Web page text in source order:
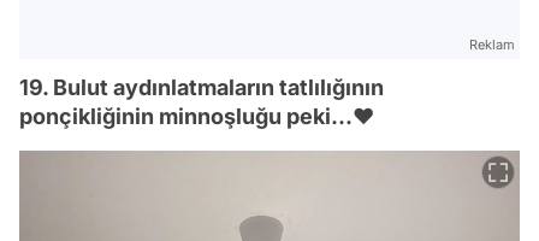
Reklam
19. Bulut aydınlatmaların tatlılığının
ponçikliğinin minnoşluğu peki...❤️